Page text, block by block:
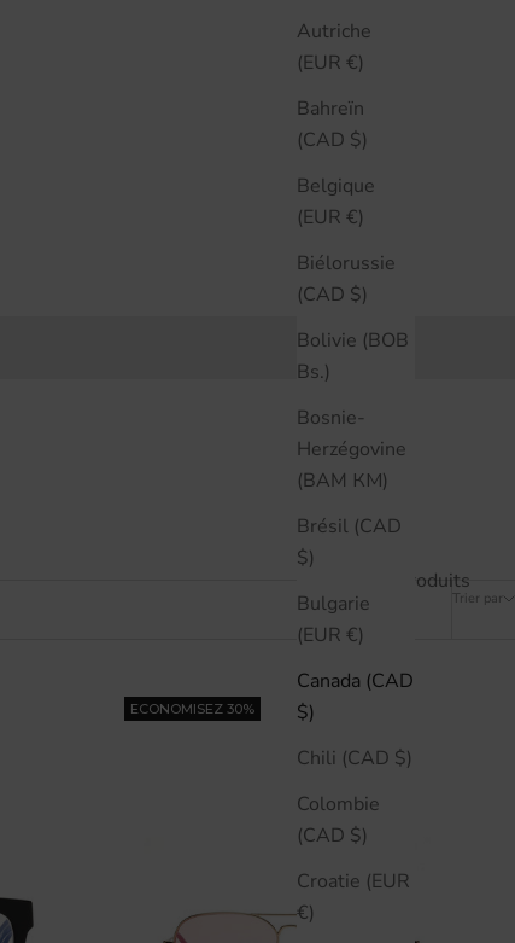
Autriche
(EUR €)
Bahreïn
(CAD $)
Belgique
(EUR €)
Biélorussie
(CAD $)
Bolivie (BOB
Bs.)
Bosnie-
Herzégovine
(BAM КМ)
Brésil (CAD
$)
Bulgarie
(EUR €)
Canada (CAD
$)
Chili (CAD $)
Colombie
(CAD $)
Croatie (EUR
€)
Trier par
6 produits
ECONOMISEZ 30%